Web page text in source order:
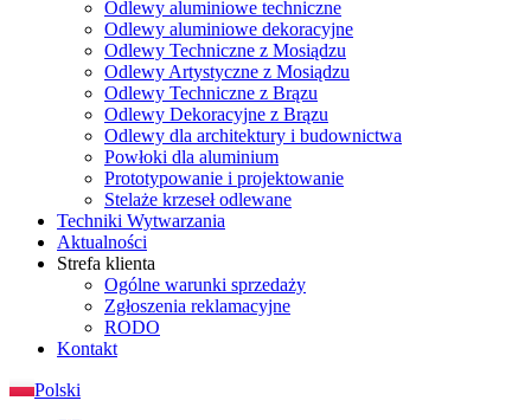
Odlewy aluminiowe techniczne
Odlewy aluminiowe dekoracyjne
Odlewy Techniczne z Mosiądzu
Odlewy Artystyczne z Mosiądzu
Odlewy Techniczne z Brązu
Odlewy Dekoracyjne z Brązu
Odlewy dla architektury i budownictwa
Powłoki dla aluminium
Prototypowanie i projektowanie
Stelaże krzeseł odlewane
Techniki Wytwarzania
Aktualności
Strefa klienta
Ogólne warunki sprzedaży
Zgłoszenia reklamacyjne
RODO
Kontakt
Polski